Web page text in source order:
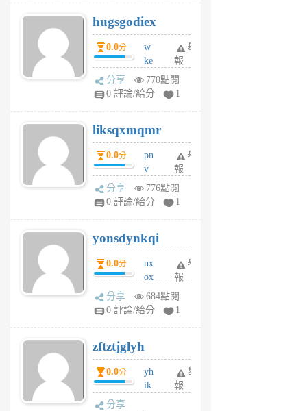
6
個
月
前
hugsgodiex
0.0分
w
ke
rv
pj
6
個
月
前
舉
報
分享
770點閱
0 評論/給分
1
liksqxmqmr
0.0分
pn
v
wt
sv
6
個
月
前
舉
報
分享
776點閱
0 評論/給分
1
yonsdynkqi
0.0分
nx
ox
rh
pe
月
前
舉
報
分享
684點閱
0 評論/給分
1
zftztjglyh
0.0分
yh
ik
舉
報
分享